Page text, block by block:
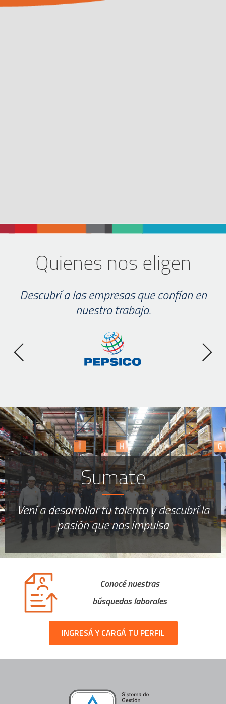
Quienes nos eligen
Descubrí a las empresas que confían en
nuestro trabajo.
Sumate
Vení a desarrollar tu talento y descubrí la
pasión que nos impulsa
Conocé nuestras
búsquedas laborales
INGRESÁ Y CARGÁ TU PERFIL